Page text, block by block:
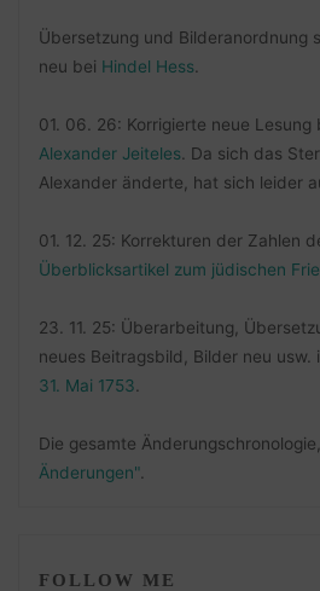
Übersetzung und Bilderanordnung
neu bei Hindel Hess.
01. 06. 26: Korrigierte neue Lesung
Alexander Jeiteles. Da sich das
Alexander änderte, hat sich leider
01. 12. 25: Korrekturen der Zahlen
Überblicksartikel zum jüdischen
23. 11. 25: Überarbeitung,
neues Beitragsbild, Bilder neu usw.
31. Mai 1753.
Die gesamte
Änderungen".
FOLLOW ME